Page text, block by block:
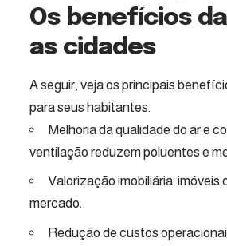
Os benefícios
as cidades
A seguir, veja os principais
para seus habitantes.
Melhoria da qualidade do ar e
ventilação reduzem poluentes e
Valorização imobiliária:
mercado.
Redução de custos